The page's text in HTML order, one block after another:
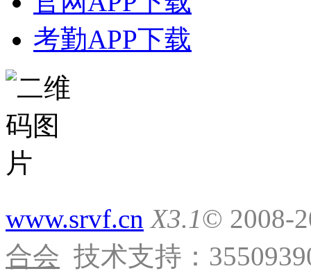
考勤APP下载
www.srvf.cn X3.1© 2008-
合会 技术支持：